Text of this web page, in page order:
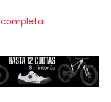
completa